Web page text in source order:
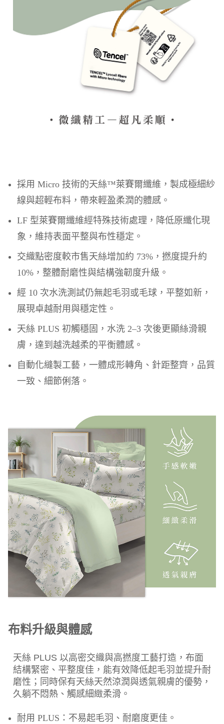
採用 Micro 技術的天絲™萊賽爾纖維，製成極細紗
線與超輕布料，帶來輕盈柔潤的體感。
LF 型萊賽爾纖維經特殊技術處理，降低原纖化現
象，維持表面平整與布性穩定。
交織點密度較市售天絲增加約 73%，撚度提升約
10%，整體耐磨性與結構強韌度升級。
經 10 次水洗測試仍無起毛羽或毛球，平整如新，
展現卓越耐用與穩定性。
天絲 PLUS 初觸穩固，水洗 2–3 次後更顯絲滑親
膚，達到越洗越柔的平衡體感。
自動化縫製工藝，一體成形轉角、針距整齊，品質
一致、細節俐落。
布料升級與體感
天絲 PLUS 以高密交織與高撚度工藝打造，布面
結構緊密、平整度佳，能有效降低起毛羽並提升耐
磨性；同時保有天絲天然涼潤與透氣親膚的優勢，
久躺不悶熱、觸感細緻柔滑。
耐用 PLUS：不易起毛羽、耐磨度更佳。